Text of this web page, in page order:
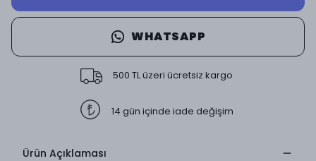
WHATSAPP
500 TL üzeri ücretsiz kargo
14 gün içinde iade değişim
Ürün Açıklaması